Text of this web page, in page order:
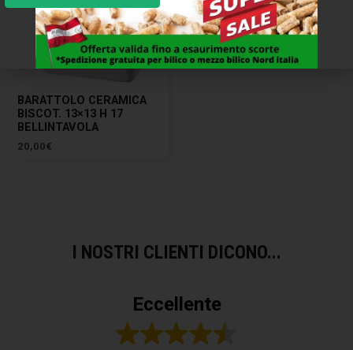
BARATTOLO CERAMICA
BISCOT. 13×13 H 17
BELLINTAVOLA
20,00€
I NOSTRI CLIENTI DICONO...
Eccellente